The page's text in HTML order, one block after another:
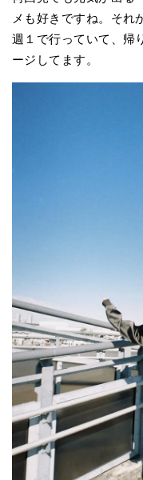
メも好きですね。そ
週１で行っていて、帰
ージしてます。